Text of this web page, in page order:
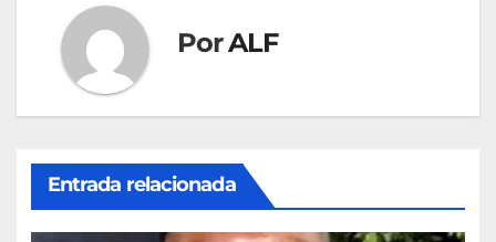
PorALF
Entrada relacionada